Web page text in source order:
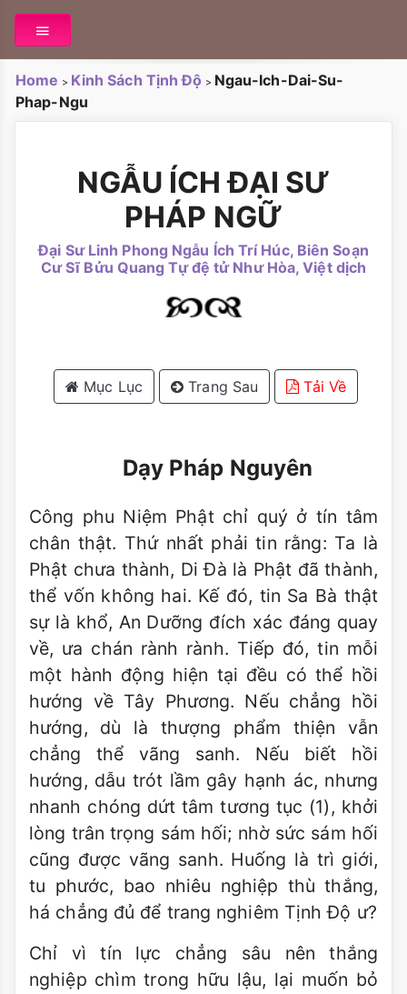
Home > Kinh Sách Tịnh Độ > Ngau-Ich-Dai-Su-
Phap-Ngu
NGẪU ÍCH ĐẠI SƯ
PHÁP NGỮ
Đại Sư Linh Phong Ngẫu Ích Trí Húc, Biên Soạn
Cư Sĩ Bửu Quang Tự đệ tử Như Hòa, Việt dịch
Mục Lục Trang Sau Tải Về
Dạy Pháp Nguyên
Công phu Niệm Phật chỉ quý ở tín tâm
chân thật. Thứ nhất phải tin rằng: Ta là
Phật chưa thành, Di Ðà là Phật đã thành,
thể vốn không hai. Kế đó, tin Sa Bà thật
sự là khổ, An Dưỡng đích xác đáng quay
về, ưa chán rành rành. Tiếp đó, tin mỗi
một hành động hiện tại đều có thể hồi
hướng về Tây Phương. Nếu chẳng hồi
hướng, dù là thượng phẩm thiện vẫn
chẳng thể vãng sanh. Nếu biết hồi
hướng, dẫu trót lầm gây hạnh ác, nhưng
nhanh chóng dứt tâm tương tục (1), khởi
lòng trân trọng sám hối; nhờ sức sám hối
cũng được vãng sanh. Huống là trì giới,
tu phước, bao nhiêu nghiệp thù thắng,
há chẳng đủ để trang nghiêm Tịnh Ðộ ư?
Chỉ vì tín lực chẳng sâu nên thắng
nghiệp chìm trong hữu lậu, lại muốn bỏ